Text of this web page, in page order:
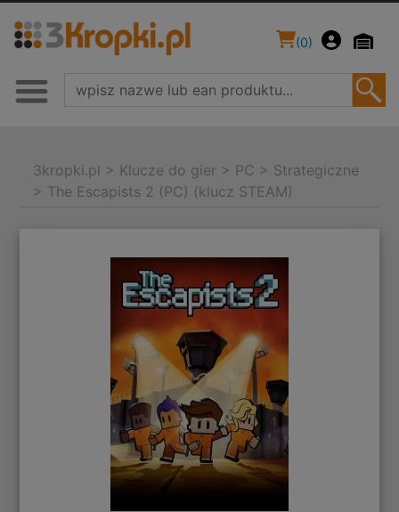
(0)
3kropki.pl > Klucze do gier > PC > Strategiczne
> The Escapists 2 (PC) (klucz STEAM)